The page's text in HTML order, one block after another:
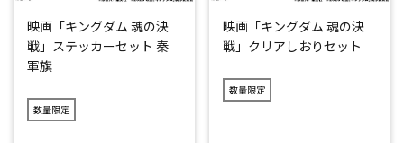
映画「キングダム 魂の決
戦」ステッカーセット 秦
軍旗
数量限定
映画「キングダム 魂の決
戦」クリアしおりセット
数量限定